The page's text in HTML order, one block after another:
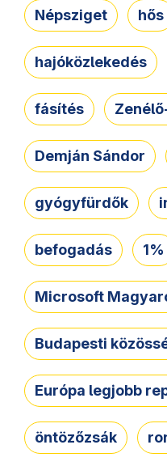
Népsziget hős
hajóközlekedés
fásítés
Demján Sándor
gyógyfürdők
befogadás 1%
Microsoft
Budapesti
Európa legjobb
öntözőzsák